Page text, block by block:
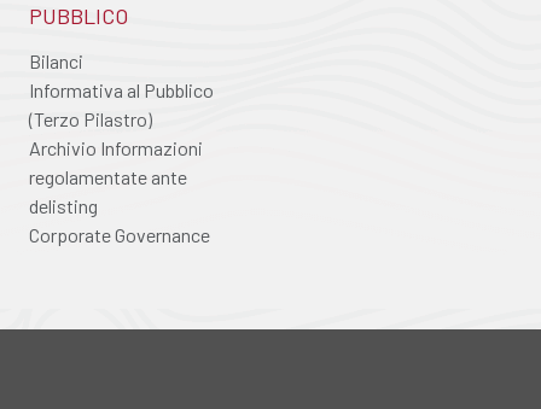
PUBBLICO
Bilanci
Informativa al Pubblico
(Terzo Pilastro)
Archivio Informazioni
regolamentate ante
delisting
Corporate Governance